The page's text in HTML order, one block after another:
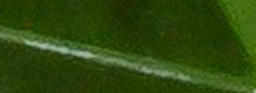
Die Alocasia, auch bekannt als Pfeilblatt oder Elefantenohr-Pflanze, ist eine
Regionen Asiens beheimatet, erfreut sich diese exotische Schönheit
sind, zieht die Alocasia sofort alle Blicke auf sich und verleiht jedem Raum ein
Mit ihrer anpassungsfähigen Natur und ihrer relativen Pflegeleichtigkeit ist sie
Liebe, und sie wird Sie mit ihrem majestätischen Erscheinungsbild belohnen.